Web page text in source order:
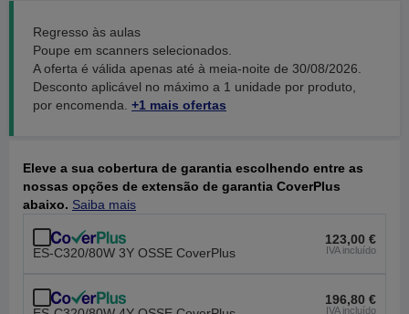
Regresso às aulas
Poupe em scanners selecionados.
A oferta é válida apenas até à meia-noite de 30/08/2026.
Desconto aplicável no máximo a 1 unidade por produto,
por encomenda. +1 mais ofertas
Eleve a sua cobertura de garantia escolhendo entre as
nossas opções de extensão de garantia CoverPlus
abaixo. Saiba mais
ES-C320/80W 3Y OSSE CoverPlus
123,00 €
IVA incluído
196,80 €
IVA incluído